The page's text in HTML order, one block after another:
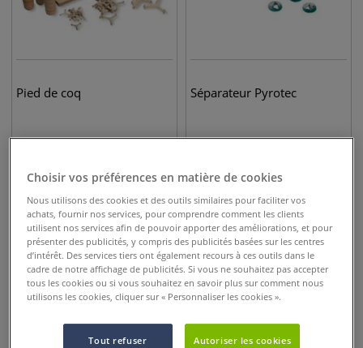
Pied de coq Séparateur Pyrotec
Choisir vos préférences en matière de cookies
Nous utilisons des cookies et des outils similaires pour faciliter vos
achats, fournir nos services, pour comprendre comment les clients
utilisent nos services afin de pouvoir apporter des améliorations, et pour
présenter des publicités, y compris des publicités basées sur les centres
d’intérêt. Des services tiers ont également recours à ces outils dans le
cadre de notre affichage de publicités. Si vous ne souhaitez pas accepter
tous les cookies ou si vous souhaitez en savoir plus sur comment nous
utilisons les cookies, cliquer sur « Personnaliser les cookies ».
Tout refuser Autoriser les cookies